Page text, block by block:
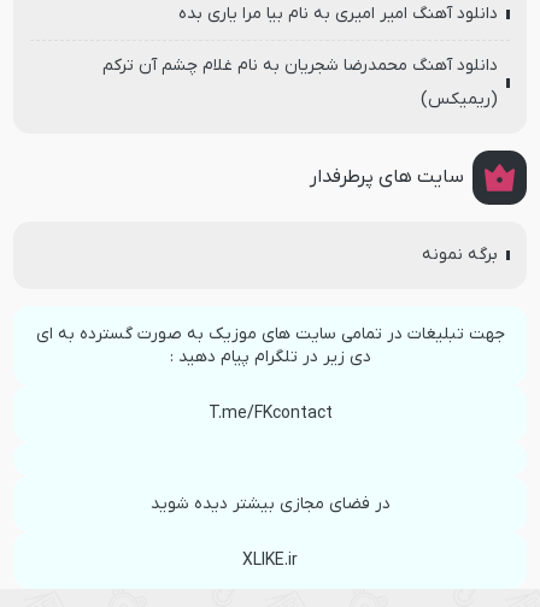
دانلود آهنگ امیر امیری به نام بیا مرا یاری بده
دانلود آهنگ محمدرضا شجریان به نام غلام چشم آن ترکم
(ریمیکس)
سایت های پرطرفدار
برگه نمونه
جهت تبلیغات در تمامی سایت های موزیک به صورت گسترده به ای
دی زیر در تلگرام پیام دهید :
T.me/FKcontact
در فضای مجازی بیشتر دیده شوید
XLIKE.ir